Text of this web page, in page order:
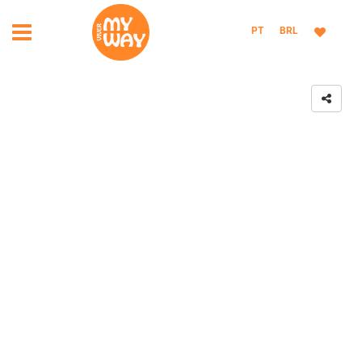
PT BRL